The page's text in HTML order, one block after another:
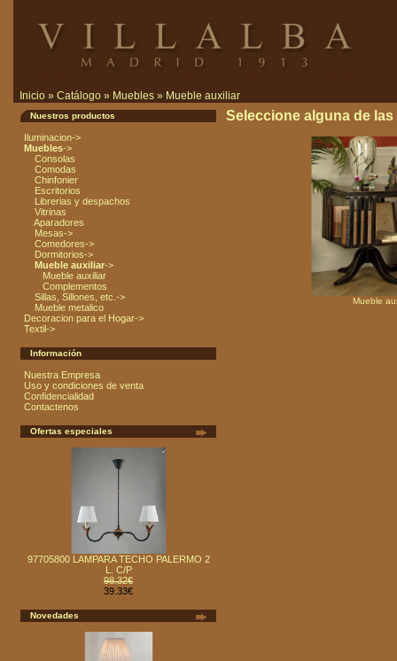
Inicio » Catálogo » Muebles » Mueble auxiliar
Nuestros productos
Iluminacion->
Muebles->
Consolas
Comodas
Chinfonier
Escritorios
Librerias y despachos
Vitrinas
Aparadores
Mesas->
Comedores->
Dormitorios->
Mueble auxiliar->
Mueble auxiliar
Complementos
Sillas, Sillones, etc.->
Mueble metalico
Decoracion para el Hogar->
Textil->
Información
Nuestra Empresa
Uso y condiciones de venta
Confidencialidad
Contactenos
Ofertas especiales
97705800 LAMPARA TECHO PALERMO 2
L. C/P
98.32€
39.33€
Novedades
Seleccione alguna de
Mueble